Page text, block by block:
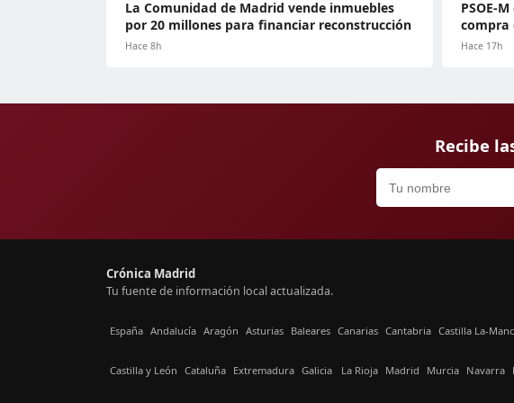
La Comunidad de Madrid vende inmuebles
por 20 millones para financiar reconstrucción
Hace 8h
PSOE-
compra
Hace 17h
Recibe
Crónica Madrid
Tu fuente de información local actualizada.
España Andalucía Aragón Asturias Baleares Canarias Cantabria Castilla La-
Castilla y León Cataluña Extremadura Galicia La Rioja Madrid Murcia Navarra